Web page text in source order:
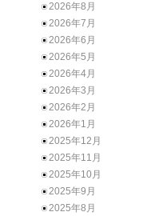
2026年8月
2026年7月
2026年6月
2026年5月
2026年4月
2026年3月
2026年2月
2026年1月
2025年12月
2025年11月
2025年10月
2025年9月
2025年8月